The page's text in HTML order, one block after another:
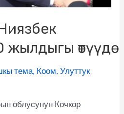
өтүүдө
тема, Коом,Улуттук
облусунун Кочкор